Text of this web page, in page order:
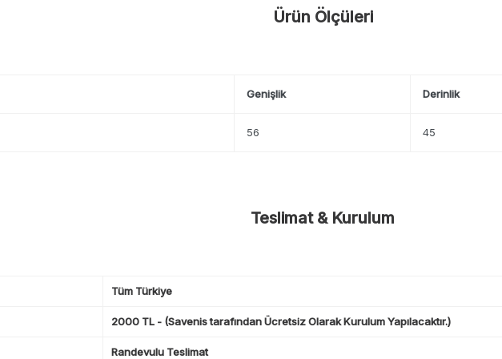
Ürün Ölçüleri
Genişlik Derinlik
56 45
Teslimat & Kurulum
Tüm Türkiye
2000 TL - (Savenis tarafından Ücretsiz Olarak Kurulum Yapılacaktır.)
Randevulu Teslimat